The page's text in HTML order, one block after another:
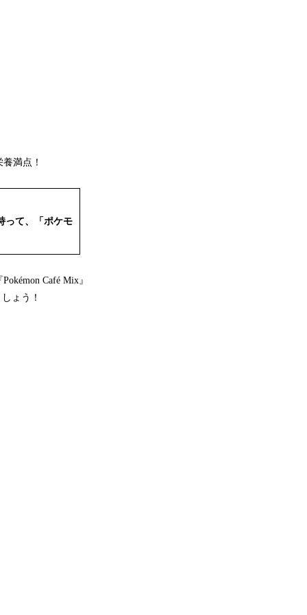
満点！
って、「ポケモ
Café Mix』
ょう！